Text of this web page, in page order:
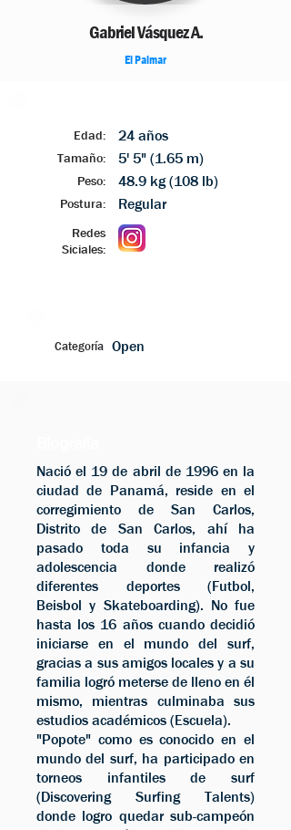
Gabriel Vásquez A.
El Palmar
Edad:
Tamaño:
Peso:
Postura:
24 años
5' 5" (1.65 m)
48.9 kg (108 lb)
Regular
Redes
Siciales:
Categoría Open
Nació el 19 de abril de 1996 en la
ciudad de Panamá, reside en el
corregimiento de San Carlos,
Distrito de San Carlos, ahí ha
pasado toda su infancia y
adolescencia donde realizó
diferentes deportes (Futbol,
Beisbol y Skateboarding). No fue
hasta los 16 años cuando decidió
iniciarse en el mundo del surf,
gracias a sus amigos locales y a su
familia logró meterse de lleno en él
mismo, mientras culminaba sus
estudios académicos (Escuela).
"Popote" como es conocido en el
mundo del surf, ha participado en
torneos infantiles de surf
(Discovering Surfing Talents)
donde logro quedar sub-campeón